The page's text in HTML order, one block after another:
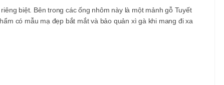
biệt. Bên trong các ống nhôm này là một mảnh gỗ Tuyết
có mẫu mạ đẹp bắt mắt và bảo quản xì gà khi mang đi xa